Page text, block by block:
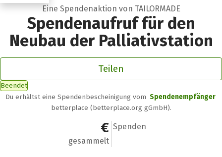
Eine Spendenaktion von TAILORMADE
Spendenaufruf für den
Neubau der Palliativstation
Teilen
Beendet
Du erhältst eine Spendenbescheinigung vom Spendenempfänger
betterplace (betterplace.org gGmbH).
2.415 €
gesammelt
15
Spenden